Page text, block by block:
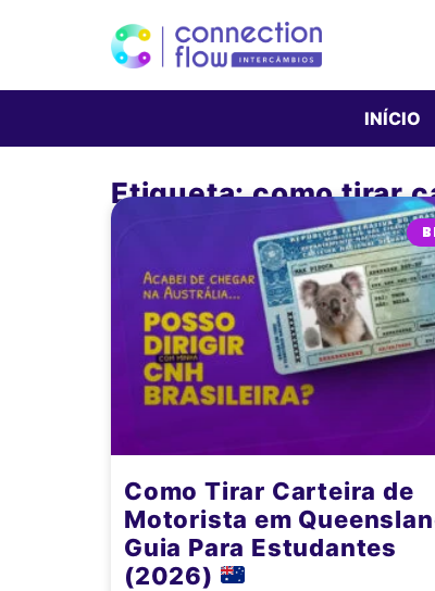
INÍCIO
Etiqueta: como tirar
Como Tirar Carteira de
Motorista em
Guia Para Estudantes
(2026)